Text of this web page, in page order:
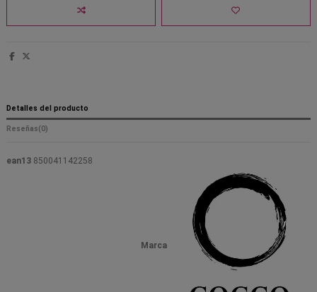
Detalles del producto
Reseñas(0)
Marca
ean13 850041142258